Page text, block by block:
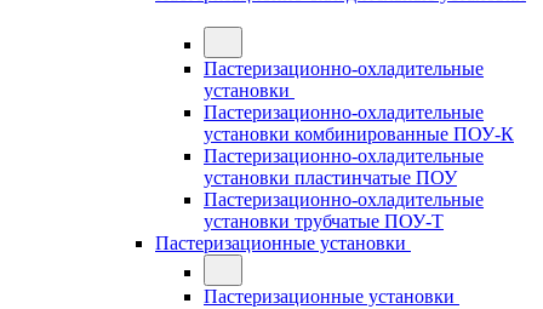
Пастеризационно-охладительные
установки
Пастеризационно-охладительные
установки комбинированные ПОУ-К
Пастеризационно-охладительные
установки пластинчатые ПОУ
Пастеризационно-охладительные
установки трубчатые ПОУ-Т
Пастеризационные установки
Пастеризационные установки